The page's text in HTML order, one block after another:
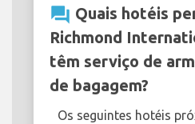
question_answer Quais hotéis
Richmond
têm serviço de
de bagagem?
Os seguintes hotéis